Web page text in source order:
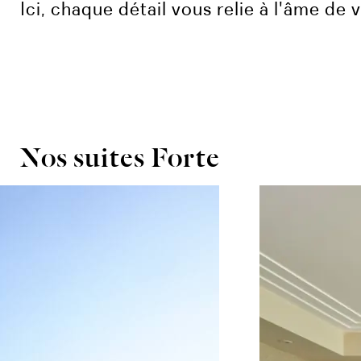
Ici, chaque détail vous relie à l'âme
Nos suites Forte